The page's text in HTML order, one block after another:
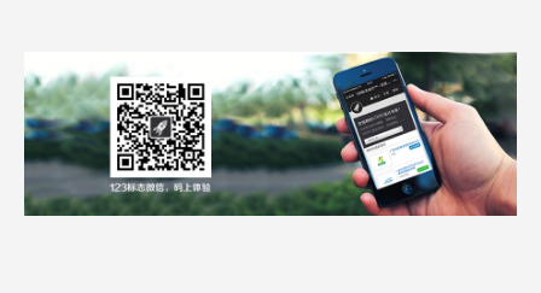
微
信
公
众
号
正